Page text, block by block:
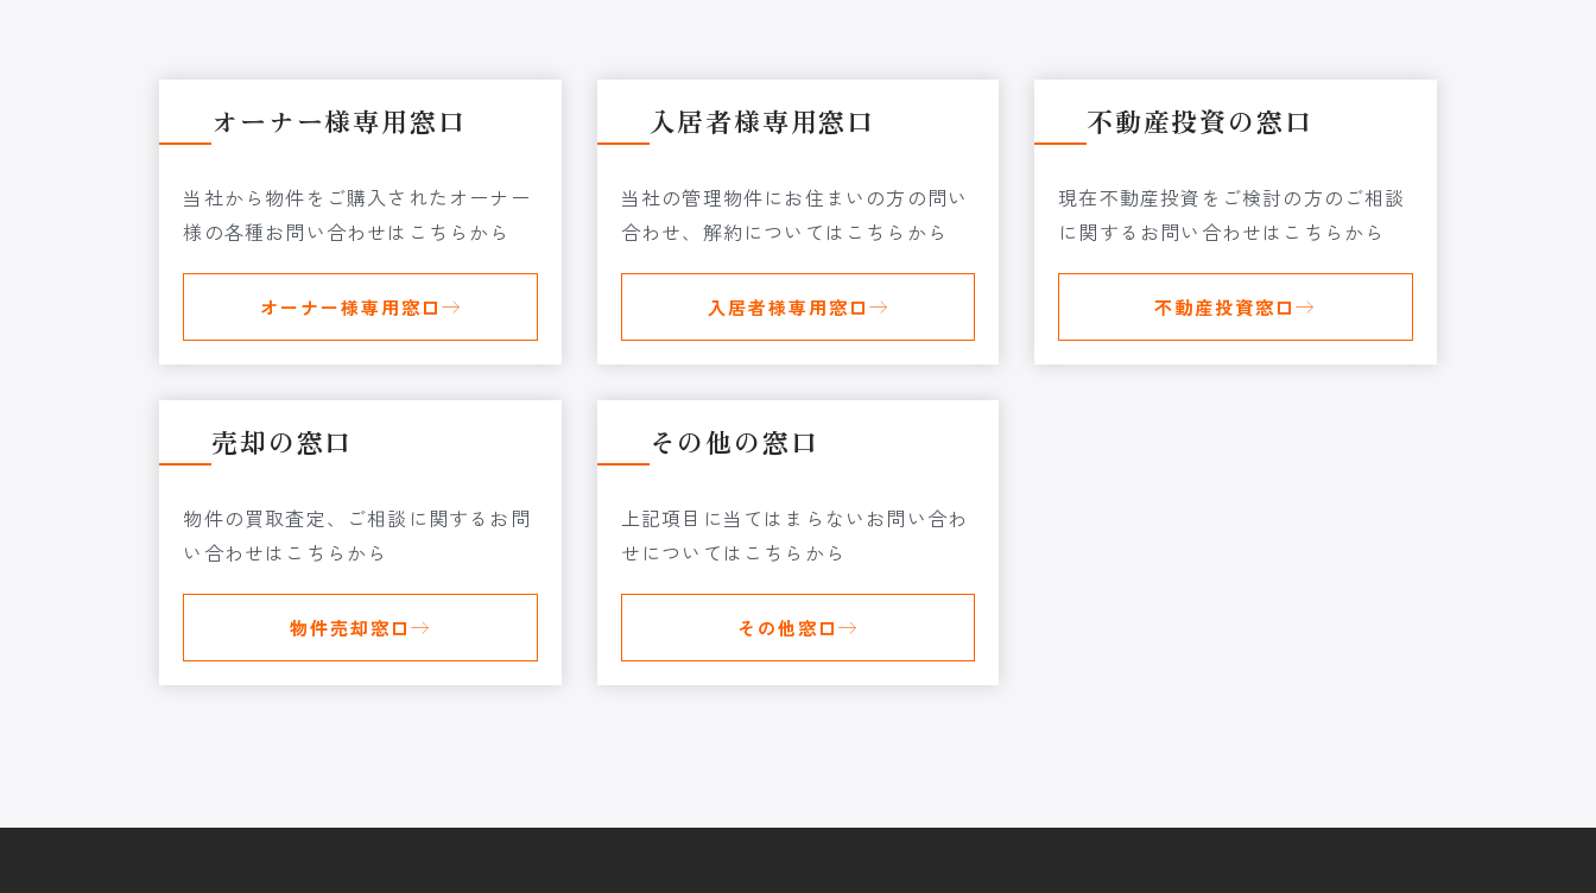
オーナー様専用窓口
当社から物件をご購入されたオーナー
様の各種お問い合わせはこちらから
オーナー様専用窓口
入居者様専用窓口
当社の管理物件にお住まいの方の問い
合わせ、解約についてはこちらから
入居者様専用窓口
不動産投資の窓口
現在不動産投資をご検討の方のご相談
に関するお問い合わせはこちらから
不動産投資窓口
売却の窓口
物件の買取査定、ご相談に関するお問
い合わせはこちらから
物件売却窓口
その他の窓口
上記項目に当てはまらないお問い合わ
せについてはこちらから
その他窓口